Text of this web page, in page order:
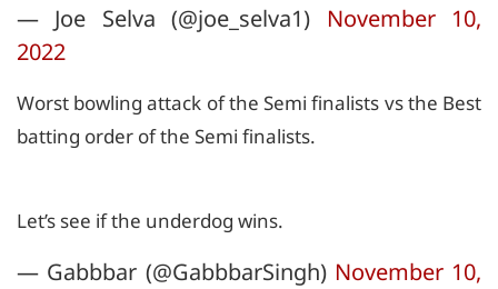
— Joe Selva (@joe_selva1) November 10,
2022
Worst bowling attack of the Semi finalists vs the Best
batting order of the Semi finalists.
Let’s see if the underdog wins.
— Gabbbar (@GabbbarSingh) November 10,